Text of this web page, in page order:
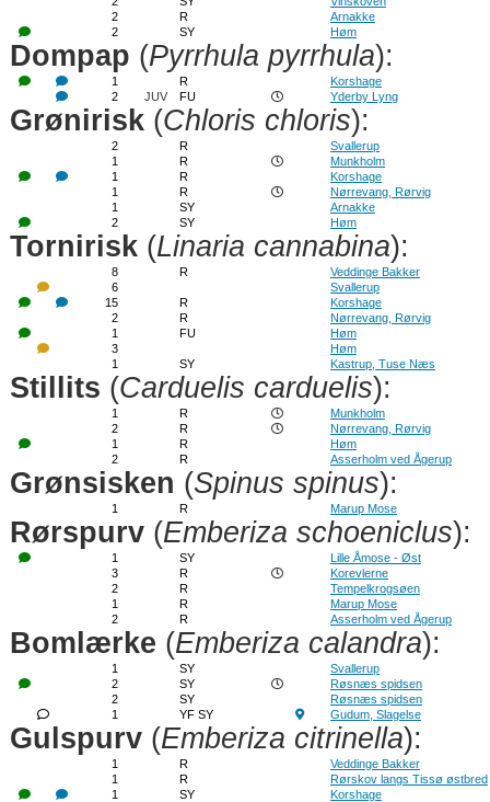
2
R
Arnakke
2
SY Høm
Dompap (Pyrrhula pyrrhula):
1 R
Korshage
2
JUV FU Yderby Lyng
Grønirisk (Chloris chloris):
2 R
Svallerup
1
R
Munkholm
1
R
Korshage
1
R
Nørrevang, Rørvig
1
SY
Arnakke
2
SY Høm
Tornirisk (Linaria cannabina):
8 R
Veddinge Bakker
6
Svallerup
15
R
Korshage
2
R
Nørrevang, Rørvig
1
FU
Høm
3
Høm
1
SY Kastrup, Tuse Næs
Stillits (Carduelis carduelis):
1 R
Munkholm
2
R
Nørrevang, Rørvig
1
R
Høm
2
R Asserholm ved Ågerup
Grønsisken (Spinus spinus):
1 R Marup Mose
Rørspurv (Emberiza schoeniclus):
1 SY
Lille Åmose - Øst
3
R
Korevlerne
2
R
Tempelkrogsøen
1
R
Marup Mose
2
R Asserholm ved Ågerup
Bomlærke (Emberiza calandra):
1 SY
Svallerup
2
SY
Røsnæs spidsen
2
SY
Røsnæs spidsen
1
YF SY Gudum, Slagelse
Gulspurv (Emberiza citrinella):
1 R
Veddinge Bakker
1
R
Rørskov langs Tissø østbred
1
SY
Korshage